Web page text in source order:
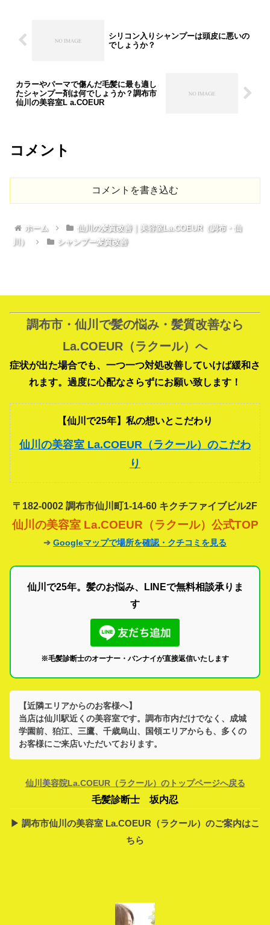
シリコン入りシャンプーは頭皮に悪いの
でしょうか？
カラーやパーマで傷んだ毛髪に最も適し
たシャンプー剤は何でしょうか？調布市
仙川の美容室L a.COEUR
コメント
コメントを書き込む
ホーム
仙川の髪質改善｜美容室La.COEUR（調布・仙
川）
シャンプー髪質改善
調布市・仙川で髪の悩み・髪質改善なら
La.COEUR（ラクール）へ
症状が出た場合でも、一つ一つ対処改善していけば緩和さ
れます。過度に心配なさらずにお願い致します！
【仙川で25年】私の想いとこだわり
仙川の美容室 La.COEUR（ラクール）のこだわ
り
〒182-0002 調布市仙川町1-14-60 キクチファイブビル2F
仙川の美容室 La.COEUR（ラクール）公式TOP
➔ Googleマップで場所を確認・クチコミを見る
仙川で25年。髪のお悩み、LINEで無料相談承りま
す
※毛髪診断士のオーナー・バンナイが直接返信いたします
【近隣エリアからのお客様へ】
当店は仙川駅近くの美容室です。 調布市内だけでなく、 成城
学園前、狛江、三鷹、千歳烏山、国領エリアからも、多くの
お客様にご来店いただいております。
仙川美容院La.COEUR（ラクール）のトップページへ戻る
毛髪診断士 坂内忍
▶︎ 調布市仙川の美容室 La.COEUR（ラクール）のご案内はこ
ちら